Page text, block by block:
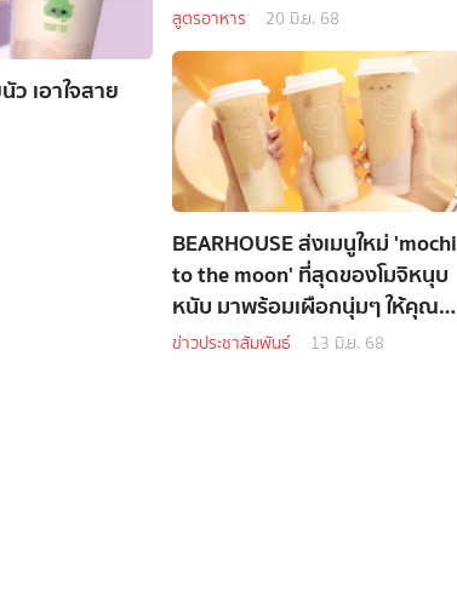
เอาใจสาย
สูตรอาหาร 20 มิ.ย. 68
BEARHOUSE ส่งเมนูใหม่ 'mochi
to the moon' ที่สุดของโมจิหนุบ
หนับ มาพร้อมเผือกนุ่มๆ ให้คุณ
เคี้ยวเพลินอร่อยฟิน to the
ข่าวประชาสัมพันธ์ 13 มิ.ย. 68